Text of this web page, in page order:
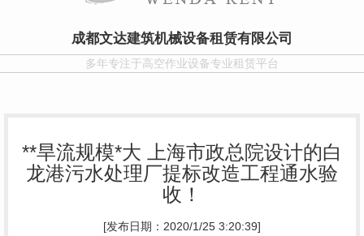
成都文达建筑机械设备租赁有限公司
多年专注于高空作业设备专业租赁平台
**旱流规模*大 上海市政总院设计的白
龙港污水处理厂提标改造工程通水验
收！
[发布日期：2020/1/25 3:20:39]